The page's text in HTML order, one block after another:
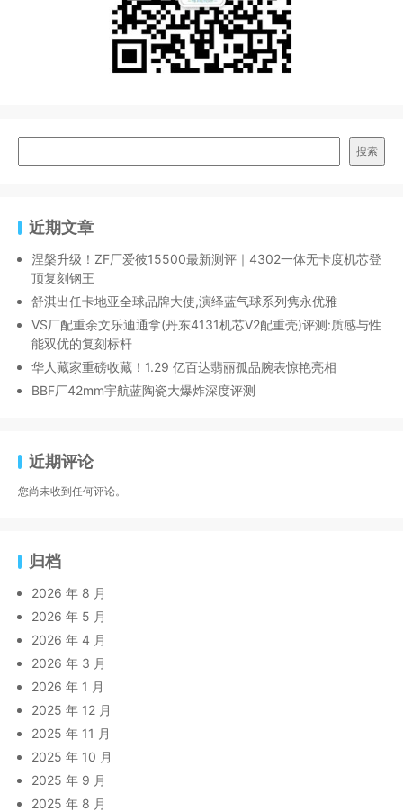
搜索
近期文章
涅槃升级！ZF厂爱彼15500最新测评｜4302一体无卡度机芯登
顶复刻钢王
舒淇出任卡地亚全球品牌大使,演绎蓝气球系列隽永优雅
VS厂配重余文乐迪通拿(丹东4131机芯V2配重壳)评测:质感与性
能双优的复刻标杆
华人藏家重磅收藏！1.29 亿百达翡丽孤品腕表惊艳亮相
BBF厂42mm宇航蓝陶瓷大爆炸深度评测
近期评论
您尚未收到任何评论。
归档
2026 年 8 月
2026 年 5 月
2026 年 4 月
2026 年 3 月
2026 年 1 月
2025 年 12 月
2025 年 11 月
2025 年 10 月
2025 年 9 月
2025 年 8 月